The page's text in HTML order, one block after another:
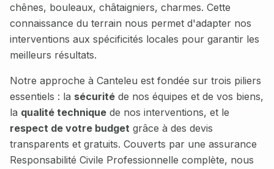
chênes, bouleaux, châtaigniers, charmes. Cette
connaissance du terrain nous permet d'adapter nos
interventions aux spécificités locales pour garantir les
meilleurs résultats.
Notre approche à Canteleu est fondée sur trois piliers
essentiels : la sécurité de nos équipes et de vos biens,
la qualité technique de nos interventions, et le
respect de votre budget grâce à des devis
transparents et gratuits. Couverts par une assurance
Responsabilité Civile Professionnelle complète, nous